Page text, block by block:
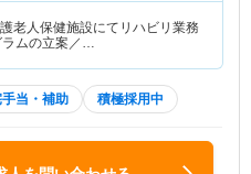
護老人保健施設にてリハビリ業務
ラムの立案／…
当・補助 積極採用中